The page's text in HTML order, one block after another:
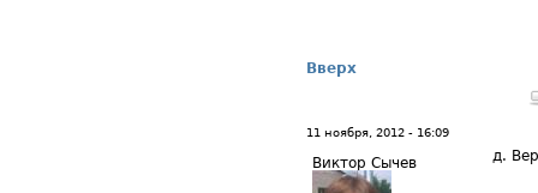
Вверх
11 ноября, 2012 - 16:09
Виктор Сычев д.